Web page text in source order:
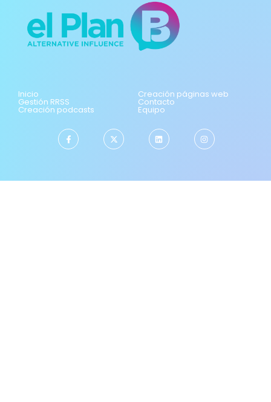
Inicio
Gestión RRSS
Creación podcasts
Creación páginas web
Contacto
Equipo